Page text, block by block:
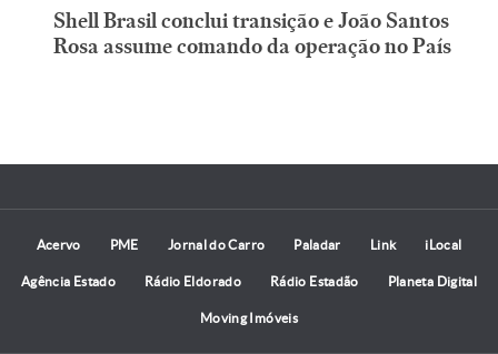
Shell Brasil conclui transição e João Santos
Rosa assume comando da operação no País
Acervo PME Jornal do Carro Paladar Link iLocal
Agência Estado Rádio Eldorado Rádio Estadão Planeta Digital
Moving Imóveis